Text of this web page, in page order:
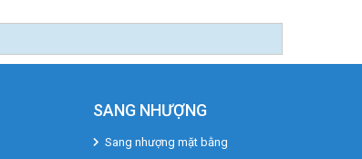
SANG NHƯỢNG
Sang nhượng mặt bằng